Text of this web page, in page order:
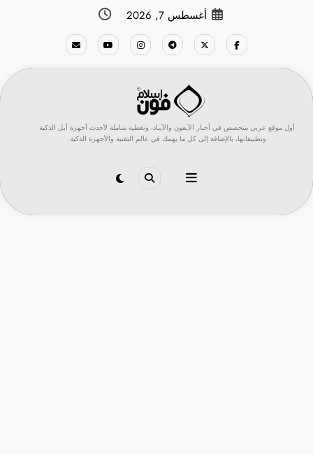
أغسطس 7, 2026
أول موقع عربي متخصص في أخبار الآيفون والآيباد، وتغطية شاملة لأحدث أجهزة أبل الذكية
وتطبيقاتها، بالإضافة إلى كل ما يهمك في عالم التقنية والأجهزة الذكية.